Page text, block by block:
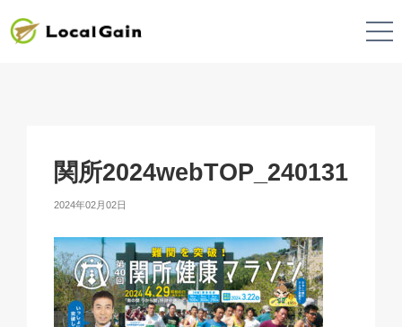
関所2024webTOP_240131
2024年02月02日